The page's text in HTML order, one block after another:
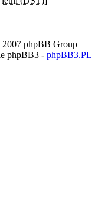
phpBB Group
phpBB3 - phpBB3.PL